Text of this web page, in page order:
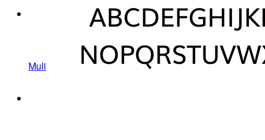
Muli